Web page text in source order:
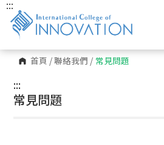
首頁 /聯絡我們 / 常見問題
:::
:::
常見問題